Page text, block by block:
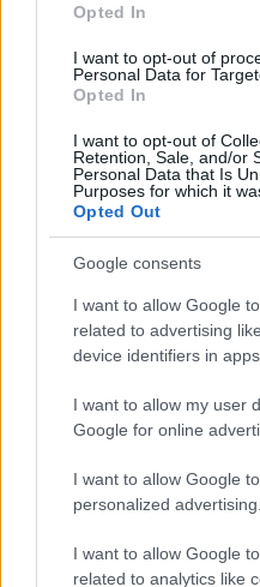
Opted In
I want to opt-out of
Personal Data for
Opted In
I want to opt-out of
Retention, Sale, and/or
Personal Data that Is
Purposes for which it
Opted Out
Google consents
I want to allow Google
related to advertising
device identifiers in apps.
I want to allow my user
Google for online
I want to allow Google
personalized advertising.
I want to allow Google
related to analytics like
Το έγγραφο σε μορφή pdf